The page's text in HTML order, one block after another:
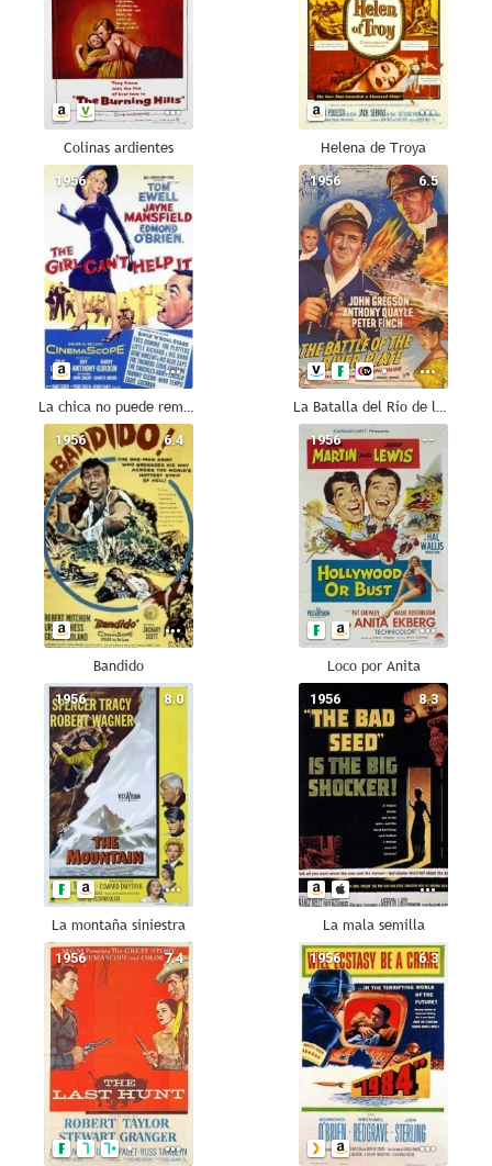
Colinas ardientes Helena de Troya
--
1956
La chica no puede remediarlo
6.5
1956
La Batalla del Río de la Plata
6.4
1956
Bandido
--
1956
Loco por Anita
8.0
1956
La montaña siniestra
8.3
1956
La mala semilla
7.4
1956 6.3
1956